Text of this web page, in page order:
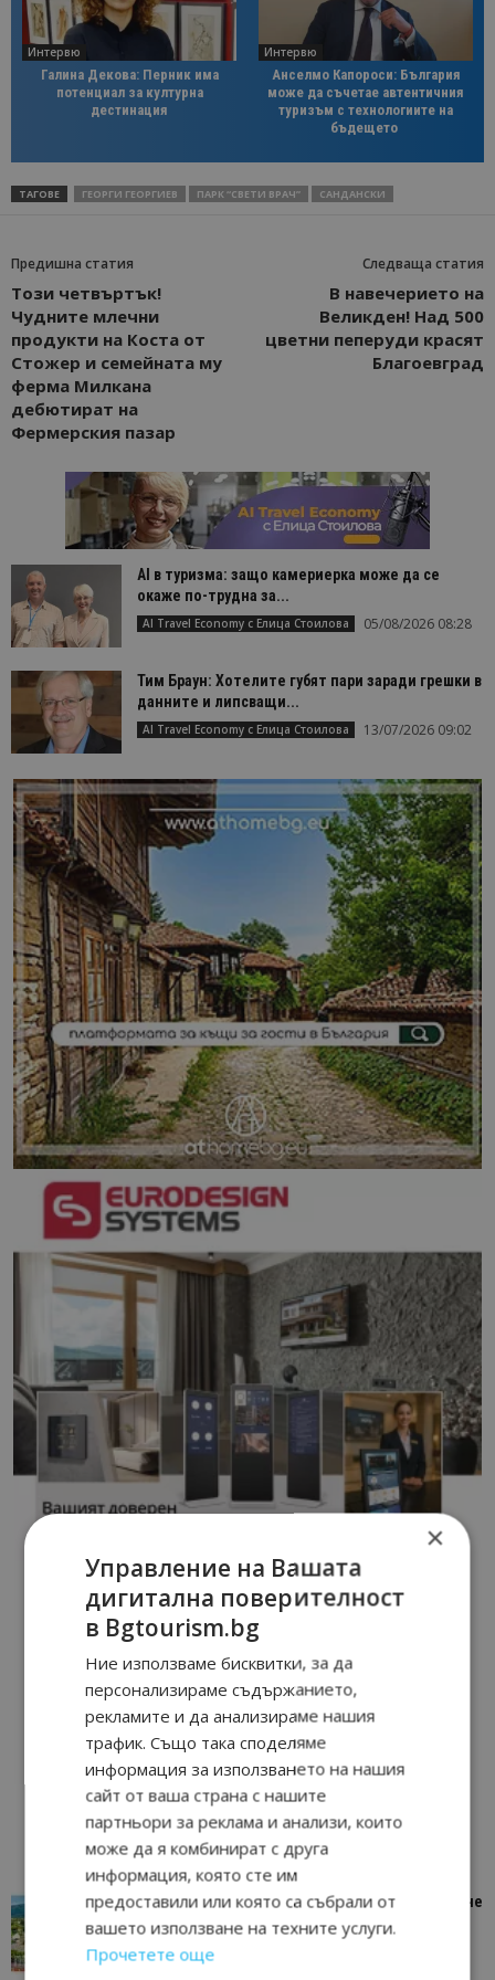
Интервю
Галина Декова: Перник има
потенциал за културна
дестинация
Интервю
Анселмо Капороси: България
може да съчетае автентичния
туризъм с технологиите на
бъдещето
ТАГОВЕ ГЕОРГИ ГЕОРГИЕВ ПАРК “СВЕТИ ВРАЧ” САНДАНСКИ
Предишна статия
Този четвъртък!
Чудните млечни
продукти на Коста от
Стожер и семейната му
ферма Милкана
дебютират на
Фермерския пазар
Следваща статия
В навечерието на
Великден! Над 500
цветни пеперуди красят
Благоевград
AI в туризма: защо камериерка може да се
окаже по-трудна за...
AI Travel Economy с Елица Стоилова 05/08/2026 08:28
Тим Браун: Хотелите губят пари заради грешки в
данните и липсващи...
AI Travel Economy с Елица Стоилова 13/07/2026 09:02
“Пощенска картичка от…”: Петрич – Изживяване
отвъд очакваното
Петрич 11/07/2026 11:22
×
Управление на Вашата
дигитална поверителност
в Bgtourism.bg
Ние използваме бисквитки, за да
персонализираме съдържанието,
рекламите и да анализираме нашия
трафик. Също така споделяме
информация за използването на нашия
сайт от ваша страна с нашите
партньори за реклама и анализи, които
може да я комбинират с друга
информация, която сте им
предоставили или която са събрали от
вашето използване на техните услуги.
Прочетете още